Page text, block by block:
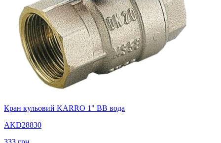
Кран кульовий KARRO 1" ВВ вода
AKD28830